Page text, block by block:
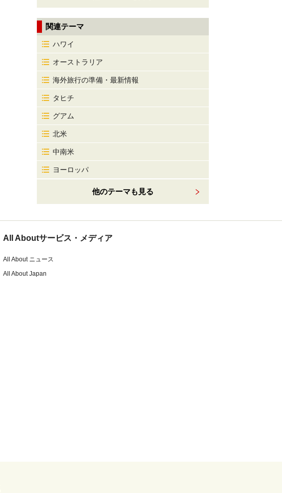
関連テーマ
ハワイ
オーストラリア
海外旅行の準備・最新情報
タヒチ
グアム
北米
中南米
ヨーロッパ
他のテーマも見る
All Aboutサービス・メディア
All About ニュース
All About Japan